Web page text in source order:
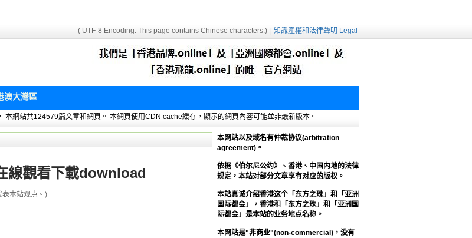
( UTF-8 Encoding. This page contains Chinese characters.) | 知識產權和法律聲明 Legal
澳大灣區
網站共124579篇文章和網頁。 本網頁使用CDN cache緩存，顯示的網頁內容可能並非最新版本。
線觀看下載download
表本站观点。)
本网站以及域名有仲裁协议(arbitration
agreement)。
依据《伯尔尼公约》、香港、中国内地的法律
规定，本站对部分文章享有对应的版权。
本站真诚介绍香港这个「东方之珠」和「亚洲
国际都会」，香港和「东方之珠」和「亚洲国
际都会」是本站的业务地点名称。
本网站是"非商业"(non-commercial)，没有